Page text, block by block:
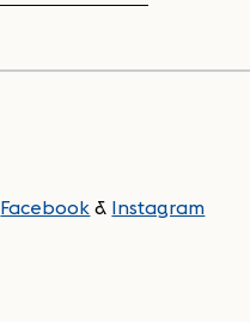
Facebook & Instagram